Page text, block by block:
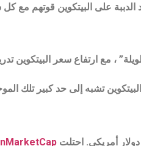
الدببة على البيتكوين قوتهم مع
، مع ارتفاع سعر البيتكوين
تشبه إلى حد كبير تلك